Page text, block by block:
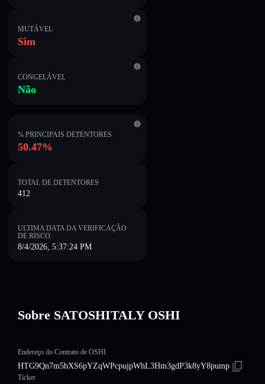
MUTÁVEL
Sim
CONGELÁVEL
Não
% PRINCIPAIS DETENTORES
50.47%
TOTAL DE DETENTORES
412
ULTIMA DATA DA VERIFICAÇÃO
DE RISCO
8/4/2026, 5:37:24 PM
Sobre SATOSHITALY OSHI
Endereço do Contrato de OSHI
HTG9Qn7m5bXS6pYZqWPcpujpWhL3Hm3gdP3k8yY8pump
Ticker